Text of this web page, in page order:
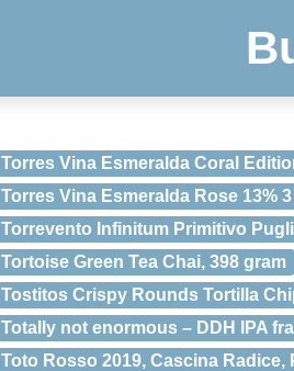
Torres Vina Esmeralda Coral
Torres Vina Esmeralda Rose 13%
Torrevento Infinitum Primitivo
Tortoise Green Tea Chai, 398 gram
Tostitos Crispy Rounds Tortilla
Totally not enormous – DDH IPA
Toto Rosso 2019, Cascina Radice,